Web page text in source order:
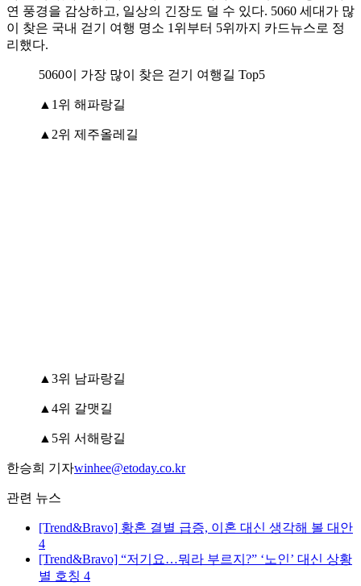
연 풍경을 감상하고, 일상의 긴장도 덜 수 있다. 5060 세대가 많
이 찾은 국내 걷기 여행 명소 1위부터 5위까지 카드뉴스로 정
리했다.
5060이 가장 많이 찾은 걷기 여행길 Top5
▲1위 해파랑길
▲2위 제주올레길
▲3위 남파랑길
▲4위 갈맷길
▲5위 서해랑길
한승희 기자winhee@etoday.co.kr
관련 뉴스
[Trend&Bravo] 황혼 결별 급증, 이혼 대신 생각해 볼 대안
4
[Trend&Bravo] “저기요…뭐라 부르지?” ‘노인’ 대신 상황
별 호칭 4